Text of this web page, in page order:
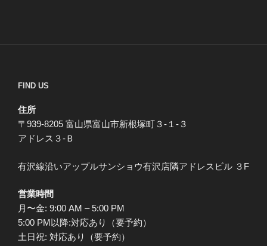
FIND US
住所
〒939-8205 富山県富山市新根塚町３-１-３
アドレス３-Ｂ
有沢線沿いアップルサンショウ有沢店隣アドレスビル ３F
営業時間
月〜金: 9:00 AM – 5:00 PM
5:00 PM以降:対応あり（要予約）
土日祝: 対応あり（要予約）